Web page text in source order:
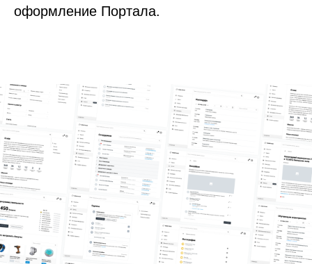
оформление Портала.